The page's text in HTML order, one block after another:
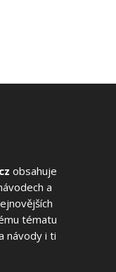
obsahuje
a
tématu
návody i ti